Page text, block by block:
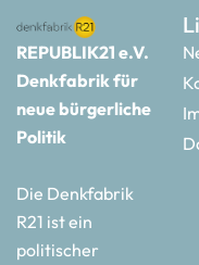
REPUBLIK21 e.V.
Denkfabrik für
neue bürgerliche
Politik
Die Denkfabrik
R21 ist ein
politischer